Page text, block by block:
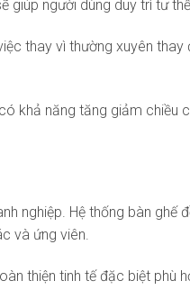
giúp người dùng duy trì tư
thay vì thường xuyên
khả năng tăng giảm chiều
nghiệp. Hệ thống bàn ghế
và ứng viên.
thiện tinh tế đặc biệt phù